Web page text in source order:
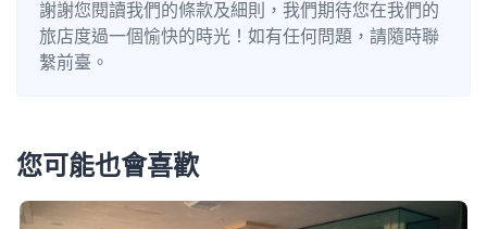
謝謝您閱讀我們的條款及細則，我們期待您在我們的
旅店度過一個愉快的時光！如有任何問題，請隨時聯
繫前臺。
您可能也會喜歡